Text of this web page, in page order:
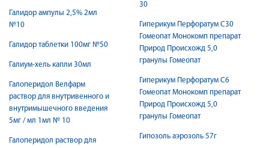
Галидор ампулы 2,5% 2мл
№10
Галидор таблетки 100мг №50
Галиум-хель капли 30мл
Галоперидол Велфарм
раствор для внутривенного и
внутримышечного введения
5мг / мл 1мл № 10
Галоперидол раствор для
30
Гиперикум Перфоратум С30
Гомеопат Монокомп препарат
Природ Происхожд 5,0
гранулы Гомеопат
Гиперикум Перфоратум С6
Гомеопат Монокомп препарат
Природ Происхожд 5,0
гранулы Гомеопат
Гипозоль аэрозоль 57г